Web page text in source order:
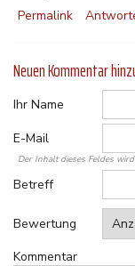
Permalink
Neuen Kommentar
Ihr Name
E-Mail
Der Inhalt dieses Feldes
Betreff
Bewertung
Kommentar